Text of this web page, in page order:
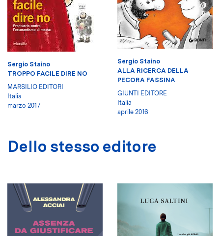
Sergio Staino
TROPPO FACILE DIRE NO
MARSILIO EDITORI
Italia
marzo 2017
Sergio Staino
ALLA RICERCA DELLA
PECORA FASSINA
GIUNTI EDITORE
Italia
aprile 2016
Dello stesso editore